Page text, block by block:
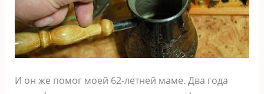
И он же помог моей 62-летней маме. Два года